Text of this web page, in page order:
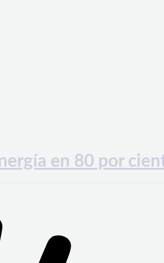
en 80 por